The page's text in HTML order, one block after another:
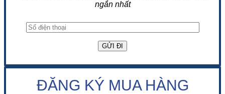
ngắn nhất
ĐĂNG KÝ MUA HÀNG